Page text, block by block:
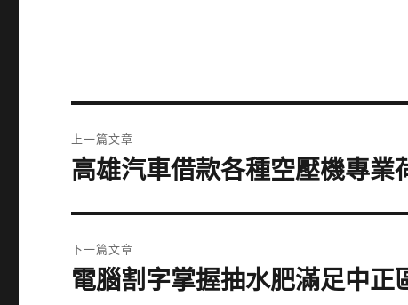
章
上一篇文章
上
篇
文
章:
高雄汽車借款各種空壓機專業
下一篇文章
下
電腦割字掌握抽水肥滿足中正